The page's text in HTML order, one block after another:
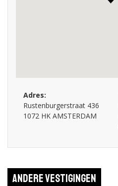
Adres:
Rustenburgerstraat 436
1072 HK AMSTERDAM
Andere vestigingen